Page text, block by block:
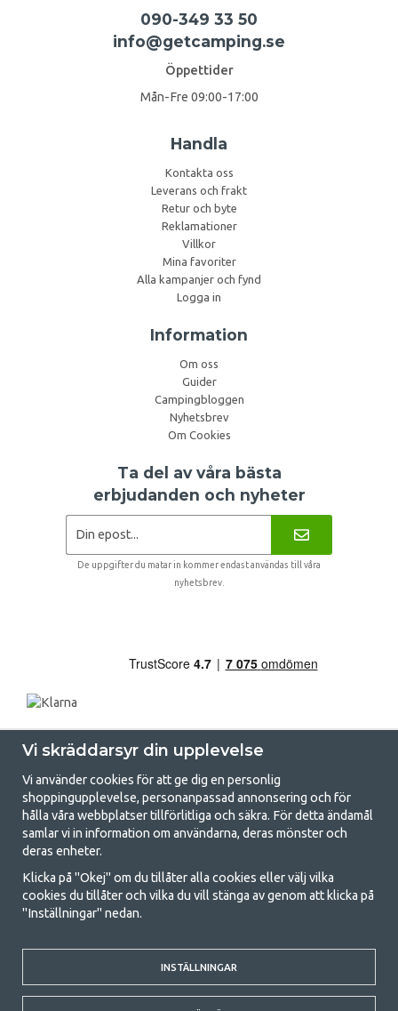
090-349 33 50
info@getcamping.se
Öppettider
Mån-Fre 09:00-17:00
Handla
Kontakta oss
Leverans och frakt
Retur och byte
Reklamationer
Villkor
Mina favoriter
Alla kampanjer och fynd
Logga in
Information
Om oss
Guider
Campingbloggen
Nyhetsbrev
Om Cookies
Ta del av våra bästa
erbjudanden och nyheter
De uppgifter du matar in kommer endast användas till våra
nyhetsbrev.
GetCamping.se - Din butik för camping
och uteliv
Att campa kan antingen vara en livsstil eller ett sätt att samla familjen
för ett gemensamt äventyr. Oavsett vilken kategori du tillhör hittar du
med att campa så därför erbjuder vi riktigt bra priser på familjetält,
husvagnstält och all annan utrustning för camping och friluftsliv. Vårt
mål är att i varje priskategori erbjuda den bästa campingutrustningen
gällande kvalitet och funktionalitet. Ta gärna kontakt med oss om det
Vi skräddarsyr din upplevelse
Vi använder cookies för att ge dig en personlig
shoppingupplevelse, personanpassad annonsering och för
hålla våra webbplatser tillförlitliga och säkra. För detta ändamål
samlar vi in information om användarna, deras mönster och
deras enheter.
Klicka på "Okej" om du tillåter alla cookies eller välj vilka
cookies du tillåter och vilka du vill stänga av genom att klicka på
"Inställningar" nedan.
INSTÄLLNINGAR